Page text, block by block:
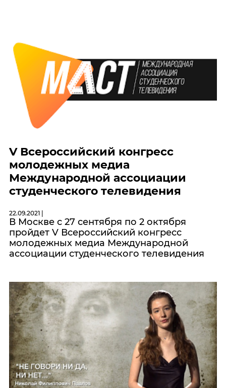
V Всероссийский конгресс
молодежных медиа
Международной ассоциации
студенческого телевидения
22.09.2021 |
В Москве с 27 сентября по 2 октября
пройдет V Всероссийский конгресс
молодежных медиа Международной
ассоциации студенческого телевидения